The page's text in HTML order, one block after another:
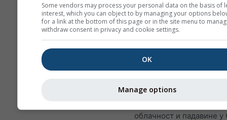
нас за више
(
Часовни историјски
времену од 1940.
Преузмите променљиве
облачност и падавине у
Some vendors may process your personal data on the basis of
interest, which you can object to by managing your options
for a link at the bottom of this page or in the site menu to
withdraw consent in privacy and cookie settings.
OK
Manage options